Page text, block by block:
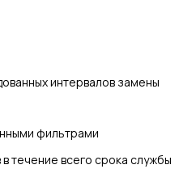
интервалов замены
фильтрами
течение всего срока службы